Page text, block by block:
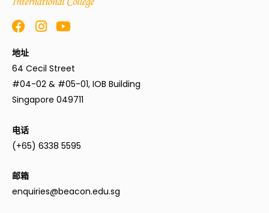
地址
64 Cecil Street
#04-02 & #05-01, IOB Building
Singapore 049711
电话
(+65) 6338 5595
邮箱
enquiries@beacon.edu.sg